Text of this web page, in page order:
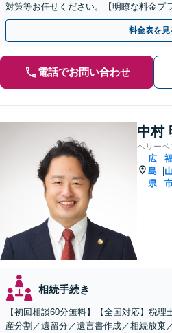
対策等お任せください。【明瞭な料金プ
話相談可】
料金表を見
電話でお問い合わせ
中村
ベリーベ
広
島
県
山
相続手続き
【初回相談60分無料】【全国対応】税
産分割／遺留分／遺言書作成／相続放棄